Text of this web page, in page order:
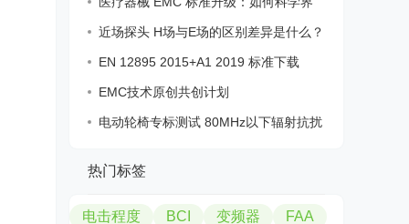
定“内
近场探头 H场与E场的区别差异是什么？
如何EN 12895 2015+A1 2019 标准下载
EMC技术原创共创计划
电动轮椅专标测试 80MHz以下辐射抗扰
热门标签
电击程度 BCI 变频器
FAA